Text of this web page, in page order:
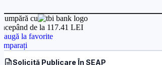
cu
de la 117.41 LEI
la favorite
Solicită Publicare În SEAP